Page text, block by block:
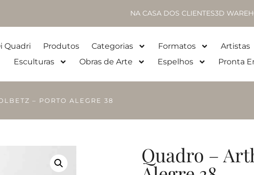
NA CASA DOS CLIENTES3D
Quadri Produtos Categorias Formatos Artistas
Esculturas
Obras de Arte Espelhos Pronta
– PORTO ALEGRE 38
Quadro –